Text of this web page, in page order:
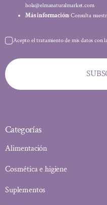
hola@elmanaturalmarket.com
Más información: Consulta
Acepto el tratamiento de mis datos con
Categorías
Alimentación
Cosmética e higiene
Suplementos